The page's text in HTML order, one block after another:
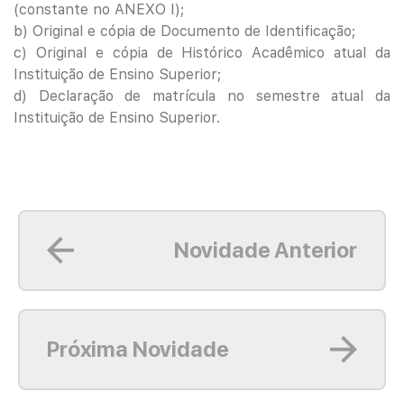
(constante no ANEXO I);
b) Original e cópia de Documento de Identificação;
c) Original e cópia de Histórico Acadêmico atual da
Instituição de Ensino Superior;
d) Declaração de matrícula no semestre atual da
Instituição de Ensino Superior.
Novidade Anterior
Próxima Novidade